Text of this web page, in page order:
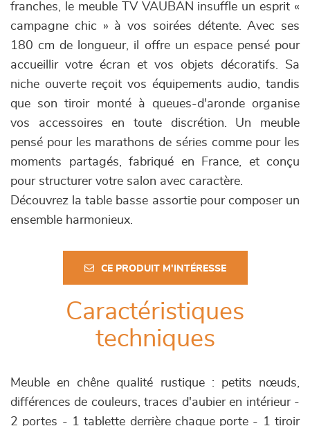
franches, le meuble TV VAUBAN insuffle un esprit «
campagne chic » à vos soirées détente. Avec ses
180 cm de longueur, il offre un espace pensé pour
accueillir votre écran et vos objets décoratifs. Sa
niche ouverte reçoit vos équipements audio, tandis
que son tiroir monté à queues-d'aronde organise
vos accessoires en toute discrétion. Un meuble
pensé pour les marathons de séries comme pour les
moments partagés, fabriqué en France, et conçu
pour structurer votre salon avec caractère.
Découvrez la table basse assortie pour composer un
ensemble harmonieux.
CE PRODUIT M'INTÉRESSE
Caractéristiques
techniques
Meuble en chêne qualité rustique : petits nœuds,
différences de couleurs, traces d'aubier en intérieur -
2 portes - 1 tablette derrière chaque porte - 1 tiroir